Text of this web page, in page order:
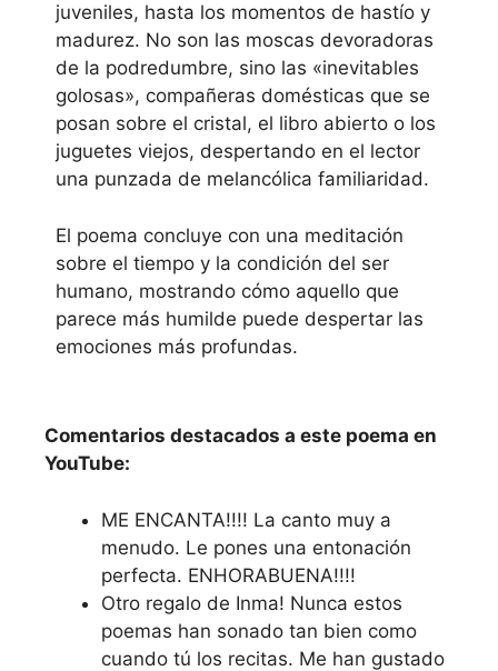
juveniles, hasta los momentos de hastío y
madurez. No son las moscas devoradoras
de la podredumbre, sino las «inevitables
golosas», compañeras domésticas que se
posan sobre el cristal, el libro abierto o los
juguetes viejos, despertando en el lector
una punzada de melancólica familiaridad.
El poema concluye con una meditación
sobre el tiempo y la condición del ser
humano, mostrando cómo aquello que
parece más humilde puede despertar las
emociones más profundas.
Comentarios destacados a este poema en
YouTube:
ME ENCANTA!!!! La canto muy a
menudo. Le pones una entonación
perfecta. ENHORABUENA!!!!
Otro regalo de Inma! Nunca estos
poemas han sonado tan bien como
cuando tú los recitas. Me han gustado